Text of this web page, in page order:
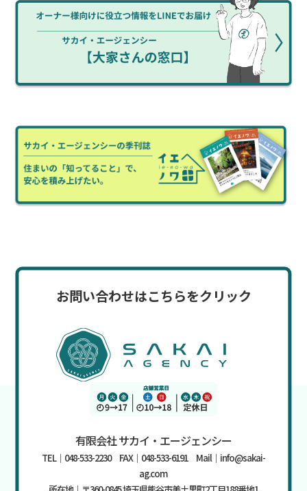
お問い合わせはこちらをクリック
有限会社 サカイ・エージェンシー
TEL｜048-533-2230 FAX｜048-533-6191 Mail｜info@sakai-
ag.com